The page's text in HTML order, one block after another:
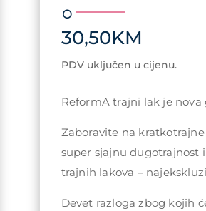
30,50KM
PDV uključen u cijenu.
ReformA trajni lak je
Zaboravite na
super sjajnu dugotrajnost
trajnih lakova –
Devet razloga zbog kojih